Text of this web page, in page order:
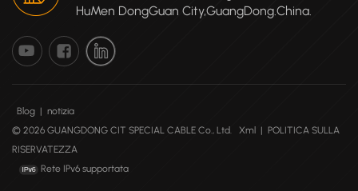
HuMen DongGuan City,GuangDong.China.
Blog | notizia
© 2026 GUANGDONG CIT SPECIAL CABLE Co., Ltd.
Xml | POLITICA SULLA
RISERVATEZZA
Rete IPv6 supportata